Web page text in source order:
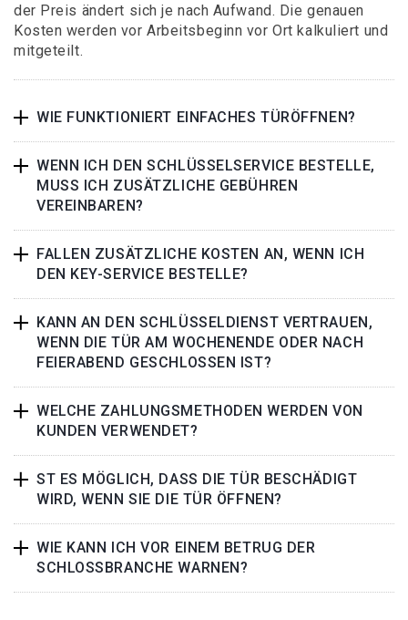
der Preis ändert sich je nach Aufwand. Die genauen
Kosten werden vor Arbeitsbeginn vor Ort kalkuliert und
mitgeteilt.
WIE FUNKTIONIERT EINFACHES TÜRÖFFNEN?
WENN ICH DEN SCHLÜSSELSERVICE BESTELLE,
MUSS ICH ZUSÄTZLICHE GEBÜHREN
VEREINBAREN?
FALLEN ZUSÄTZLICHE KOSTEN AN, WENN ICH
DEN KEY-SERVICE BESTELLE?
KANN AN DEN SCHLÜSSELDIENST VERTRAUEN,
WENN DIE TÜR AM WOCHENENDE ODER NACH
FEIERABEND GESCHLOSSEN IST?
WELCHE ZAHLUNGSMETHODEN WERDEN VON
KUNDEN VERWENDET?
ST ES MÖGLICH, DASS DIE TÜR BESCHÄDIGT
WIRD, WENN SIE DIE TÜR ÖFFNEN?
WIE KANN ICH VOR EINEM BETRUG DER
SCHLOSSBRANCHE WARNEN?